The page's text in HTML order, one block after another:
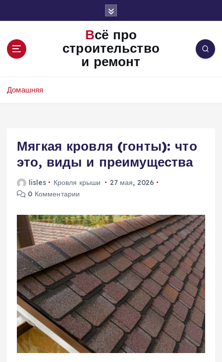
Всё про
строительство
и ремонт
Домашняя
Мягкая кровля (гонты): что
это, виды и преимущества
lisles Кровля крыши
27 мая, 2026
0 Комментарии